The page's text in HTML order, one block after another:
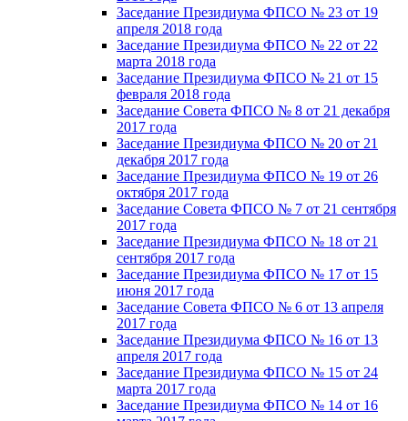
Заседание Президиума ФПСО № 23 от 19
апреля 2018 года
Заседание Президиума ФПСО № 22 от 22
марта 2018 года
Заседание Президиума ФПСО № 21 от 15
февраля 2018 года
Заседание Совета ФПСО № 8 от 21 декабря
2017 года
Заседание Президиума ФПСО № 20 от 21
декабря 2017 года
Заседание Президиума ФПСО № 19 от 26
октября 2017 года
Заседание Совета ФПСО № 7 от 21 сентября
2017 года
Заседание Президиума ФПСО № 18 от 21
сентября 2017 года
Заседание Президиума ФПСО № 17 от 15
июня 2017 года
Заседание Совета ФПСО № 6 от 13 апреля
2017 года
Заседание Президиума ФПСО № 16 от 13
апреля 2017 года
Заседание Президиума ФПСО № 15 от 24
марта 2017 года
Заседание Президиума ФПСО № 14 от 16